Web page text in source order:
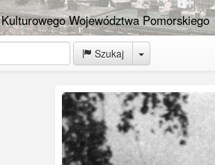
Województwa Pomorskiego
Szukaj Toggle Dropdown